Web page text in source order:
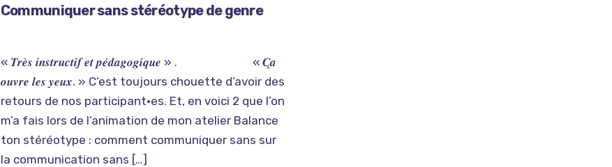
Communiquer sans stéréotype de genre
« 𝑻𝒓𝒆̀𝒔 𝒊𝒏𝒔𝒕𝒓𝒖𝒄𝒕𝒊𝒇 𝒆𝒕 𝒑𝒆́𝒅𝒂𝒈𝒐𝒈𝒊𝒒𝒖𝒆 » . « 𝑪̧𝒂
𝒐𝒖𝒗𝒓𝒆 𝒍𝒆𝒔 𝒚𝒆𝒖𝒙. » C’est toujours chouette d’avoir des
retours de nos participant•es. Et, en voici 2 que l’on
m’a fais lors de l’animation de mon atelier Balance
ton stéréotype : comment communiquer sans sur
la communication sans […]